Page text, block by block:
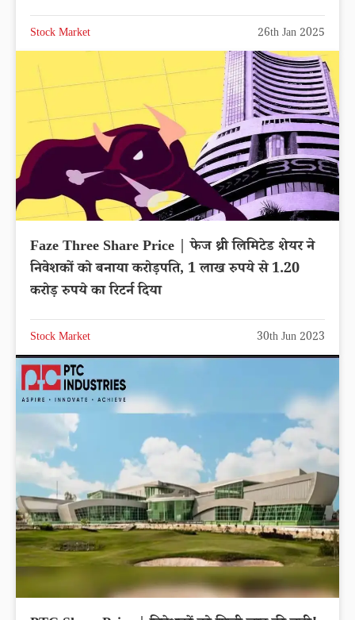
Stock Market 26th Jan 2025
Faze Three Share Price | फेज थ्री लिमिटेड शेयर ने
निवेशकों को बनाया करोड़पति, 1 लाख रुपये से 1.20
करोड़ रुपये का रिटर्न दिया
Stock Market 30th Jun 2023